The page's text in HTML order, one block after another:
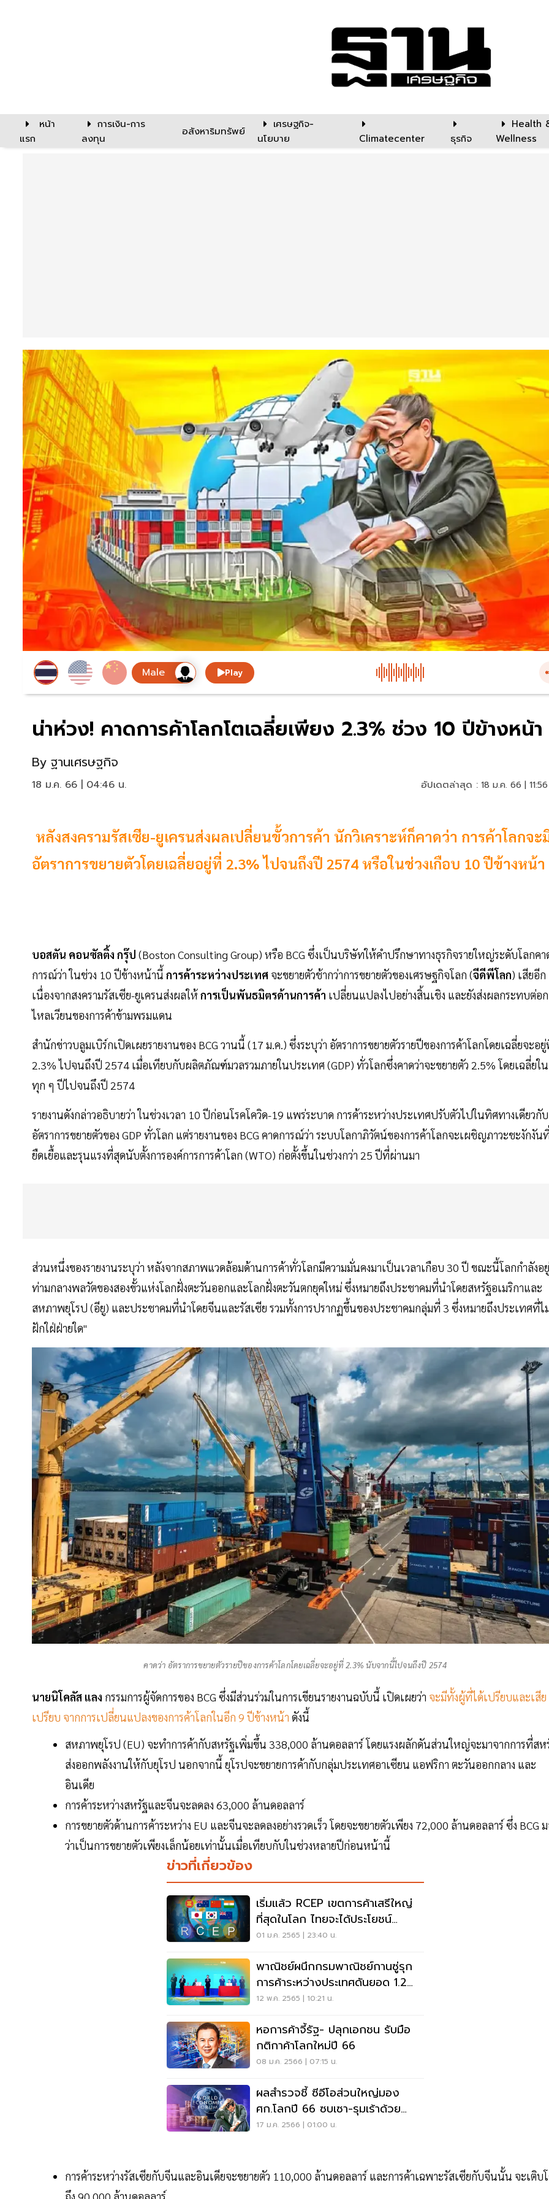
หน้า
แรก
การเงิน-การ
ลงทุน
อสังหาริมทรัพย์
เศรษฐกิจ-
นโยบาย
Climatecenter ธุรกิจ
Health
Wellness
Play
น่าห่วง! คาดการค้าโลกโตเฉลี่ยเพียง 2.3% ช่วง 10 ปีข้างหน้า
By ฐานเศรษฐกิจ
18 ม.ค. 66 | 04:46 น. อัปเดตล่าสุด : 18 ม.ค. 66 |
หลังสงครามรัสเซีย-ยูเครนส่งผลเปลี่ยนขั้วการค้า นักวิเคราะห์ก็คาดว่า การค้าโลกจะ
อัตราการขยายตัวโดยเฉลี่ยอยู่ที่ 2.3% ไปจนถึงปี 2574 หรือในช่วงเกือบ 10 ปีข้างหน้า
บอสตัน คอนซัลติ้ง กรุ๊ป (Boston Consulting Group) หรือ BCG ซึ่งเป็นบริษัทให้คำปรึกษาทางธุรกิจรายใหญ่ระดับโลกคา
การณ์ว่า ในช่วง 10 ปีข้างหน้านี้ การค้าระหว่างประเทศ จะขยายตัวช้ากว่าการขยายตัวของเศรษฐกิจโลก (จีดีพีโลก) เสียอีก
เนื่องจากสงครามรัสเซีย-ยูเครนส่งผลให้การเป็นพันธมิตรด้านการค้า เปลี่ยนแปลงไปอย่างสิ้นเชิง และยังส่งผลกระทบต่อ
ไหลเวียนของการค้าข้ามพรมแดน
สำนักข่าวบลูมเบิร์กเปิดเผยรายงานของ BCG วานนี้ (17 ม.ค.) ซึ่งระบุว่า อัตราการขยายตัวรายปีของการค้าโลกโดยเฉลี่ยจะอ
2.3% ไปจนถึงปี 2574 เมื่อเทียบกับผลิตภัณฑ์มวลรวมภายในประเทศ (GDP) ทั่วโลกซึ่งคาดว่าจะขยายตัว 2.5% โดยเฉลี่ยใน
ทุก ๆ ปีไปจนถึงปี 2574
รายงานดังกล่าวอธิบายว่า ในช่วงเวลา 10 ปีก่อนโรคโควิด-19 แพร่ระบาด การค้าระหว่างประเทศปรับตัวไปในทิศทางเดียวกับ
อัตราการขยายตัวของ GDP ทั่วโลก แต่รายงานของ BCG คาดการณ์ว่า ระบบโลกาภิวัตน์ของการค้าโลกจะเผชิญภาวะชะงักงัน
ยืดเยื้อและรุนแรงที่สุดนับตั้งการองค์การการค้าโลก (WTO) ก่อตั้งขึ้นในช่วงกว่า 25 ปีที่ผ่านมา
ส่วนหนึ่งของรายงานระบุว่า หลังจากสภาพแวดล้อมด้านการค้าทั่วโลกมีความมั่นคงมาเป็นเวลาเกือบ 30 ปี ขณะนี้โลกกำลังอยู่
ท่ามกลางพลวัตของสองขั้วแห่งโลกฝั่งตะวันออกและโลกฝั่งตะวันตกยุคใหม่ ซึ่งหมายถึงประชาคมที่นำโดยสหรัฐอเมริกาและ
สหภาพยุโรป (อียู) และประชาคมที่นำโดยจีนและรัสเซีย รวมทั้งการปรากฏขึ้นของประชาคมกลุ่มที่ 3 ซึ่งหมายถึงประเทศที่ไ
ฝักใฝ่ฝ่ายใด"
คาดว่า อัตราการขยายตัวรายปีของการค้าโลกโดยเฉลี่ยจะอยู่ที่ 2.3% นับจากนี้ไปจนถึงปี 2574
นายนิโคลัส แลง กรรมการผู้จัดการของ BCG ซึ่งมีส่วนร่วมในการเขียนรายงานฉบับนี้ เปิดเผยว่า จะมีทั้งผู้ที่ได้เปรียบและเสีย
เปรียบ จากการเปลี่ยนแปลงของการค้าโลกในอีก 9 ปีข้างหน้า ดังนี้
สหภาพยุโรป (EU) จะทำการค้ากับสหรัฐเพิ่มขึ้น 338,000 ล้านดอลลาร์ โดยแรงผลักดันส่วนใหญ่จะมาจากการที่สห
ส่งออกพลังงานให้กับยุโรป นอกจากนี้ ยุโรปจะขยายการค้ากับกลุ่มประเทศอาเซียน แอฟริกา ตะวันออกกลาง และ
อินเดีย
การค้าระหว่างสหรัฐและจีนจะลดลง 63,000 ล้านดอลลาร์
การขยายตัวด้านการค้าระหว่าง EU และจีนจะลดลงอย่างรวดเร็ว โดยจะขยายตัวเพียง 72,000 ล้านดอลลาร์ ซึ่ง BCG
ว่าเป็นการขยายตัวเพียงเล็กน้อยเท่านั้นเมื่อเทียบกับในช่วงหลายปีก่อนหน้านี้
ข่าวที่เกี่ยวข้อง
เริ่มแล้ว RCEP เขตการค้าเสรีใหญ่
ที่สุดในโลก ไทยจะได้ประโยชน์
อย่างไร
01 ม.ค. 2565 | 23:40 น.
พาณิชย์ผนึกกรมพาณิชย์กานซู่รุก
การค้าระหว่างประเทศดันยอด 1.2
พันล.ใน 1 ปี
12 พ.ค. 2565 | 10:21 น.
หอการค้าจี้รัฐ- ปลุกเอกชน รับมือ
กติกาค้าโลกใหม่ปี 66
08 ม.ค. 2566 | 07:15 น.
ผลสำรวจชี้ ซีอีโอส่วนใหญ่มอง
ศก.โลกปี 66 ซบเซา-รุมเร้าด้วย
เงินเฟ้อ
17 ม.ค. 2566 | 01:00 น.
การค้าระหว่างรัสเซียกับจีนและอินเดียจะขยายตัว 110,000 ล้านดอลลาร์ และการค้าเฉพาะรัสเซียกับจีนนั้น จะเติบ